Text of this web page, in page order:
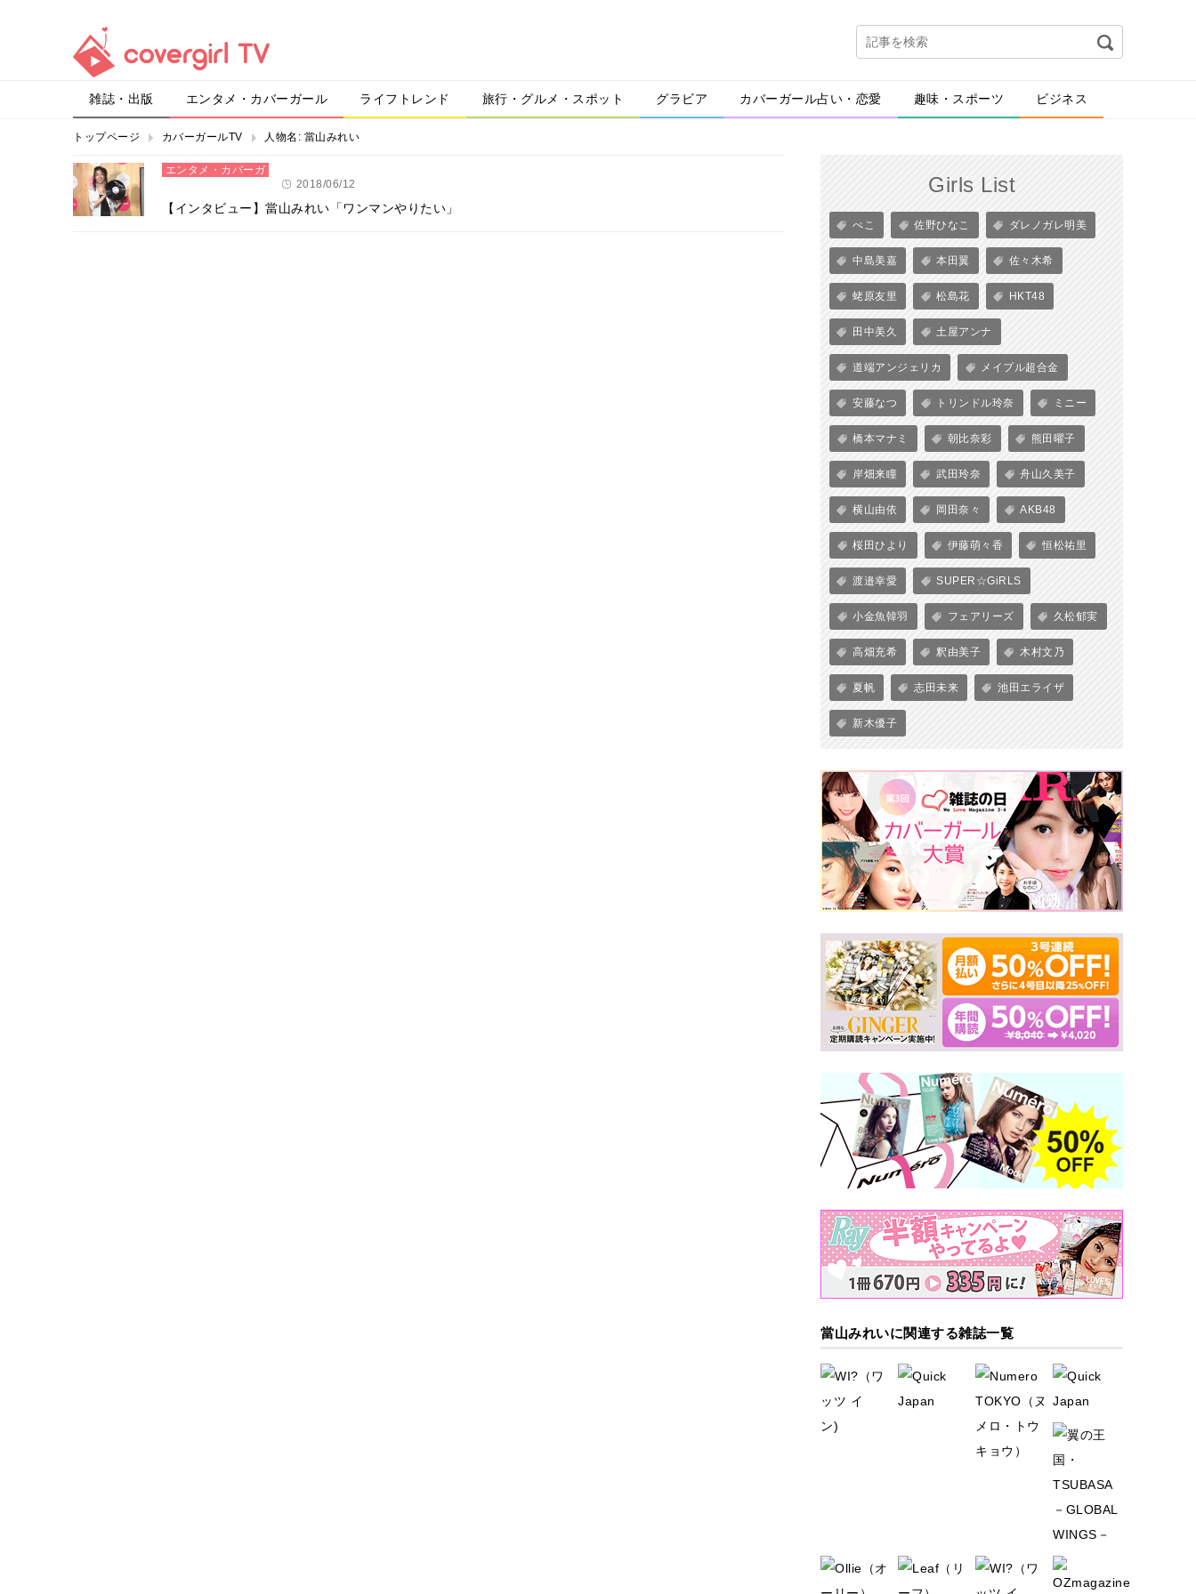
雑誌・出版 エンタメ・カバーガール ライフトレンド 旅行・グルメ・スポット グラビア カバーガール占い・恋愛 趣味・スポーツ ビジネス
トップページ カバーガールTV 人物名: 當山みれい
エンタメ・カバーガ
2018/06/12
【インタビュー】當山みれい「ワンマンやりたい」
Girls List
ぺこ 佐野ひなこ ダレノガレ明美
中島美嘉 本田翼 佐々木希
蛯原友里 松島花 HKT48
田中美久 土屋アンナ
道端アンジェリカ メイプル超合金
安藤なつ トリンドル玲奈 ミニー
橋本マナミ 朝比奈彩 熊田曜子
岸畑来瞳 武田玲奈 舟山久美子
横山由依 岡田奈々 AKB48
桜田ひより 伊藤萌々香 恒松祐里
渡邉幸愛 SUPER☆GiRLS
小金魚韓羽 フェアリーズ 久松郁実
高畑充希 釈由美子 木村文乃
夏帆 志田未来 池田エライザ
新木優子
當山みれいに関連する雑誌一覧